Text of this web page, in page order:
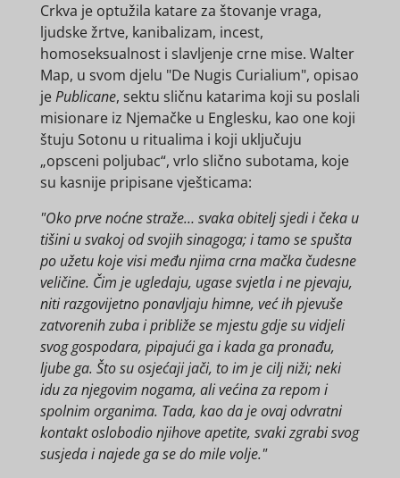
Crkva je optužila katare za štovanje vraga,
ljudske žrtve, kanibalizam, incest,
homoseksualnost i slavljenje crne mise. Walter
Map, u svom djelu "De Nugis Curialium", opisao
jePublicane, sektu sličnu katarima koji su poslali
misionare iz Njemačke u Englesku, kao one koji
štuju Sotonu u ritualima i koji uključuju
„opsceni poljubac“, vrlo slično subotama, koje
su kasnije pripisane vješticama:
"Oko prve noćne straže… svaka obitelj sjedi i čeka u
tišini u svakoj od svojih sinagoga; i tamo se spušta
po užetu koje visi među njima crna mačka čudesne
veličine. Čim je ugledaju, ugase svjetla i ne pjevaju,
niti razgovijetno ponavljaju himne, već ih pjevuše
zatvorenih zuba i približe se mjestu gdje su vidjeli
svog gospodara, pipajući ga i kada ga pronađu,
ljube ga. Što su osjećaji jači, to im je cilj niži; neki
idu za njegovim nogama, ali većina za repom i
spolnim organima. Tada, kao da je ovaj odvratni
kontakt oslobodio njihove apetite, svaki zgrabi svog
susjeda i najede ga se do mile volje."